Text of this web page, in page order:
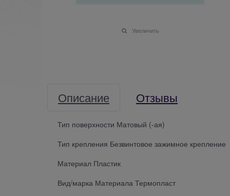
Увеличить
Описание Отзывы
Тип поверхности Матовый (-ая)
Тип крепления Безвинтовое зажимное крепление
Материал Пластик
Вид/марка Материала Термопласт